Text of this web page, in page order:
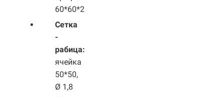
60*60*2
Сетка
-
рабица:
ячейка
50*50,
Ø 1,8